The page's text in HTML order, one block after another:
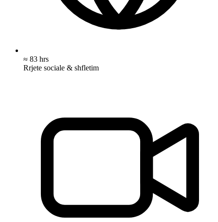
≈ 83 hrs
Rrjete sociale & shfletim